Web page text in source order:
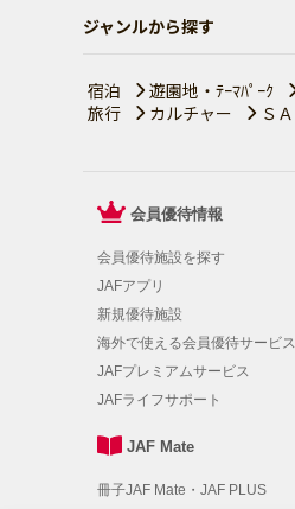
ジャンルから探す
宿泊 遊園地・ﾃｰﾏﾊﾟｰｸ
旅行
カルチャー Ｓ
会員優待情報
会員優待施設を探す
JAFアプリ
新規優待施設
海外で使える会員優待サービス
JAFプレミアムサービス
JAFライフサポート
JAF Mate
冊子JAF Mate・JAF PLUS